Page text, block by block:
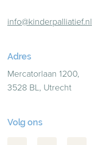
info@kinderpalliatief.nl
Adres
Mercatorlaan 1200,
3528 BL, Utrecht
Volg ons